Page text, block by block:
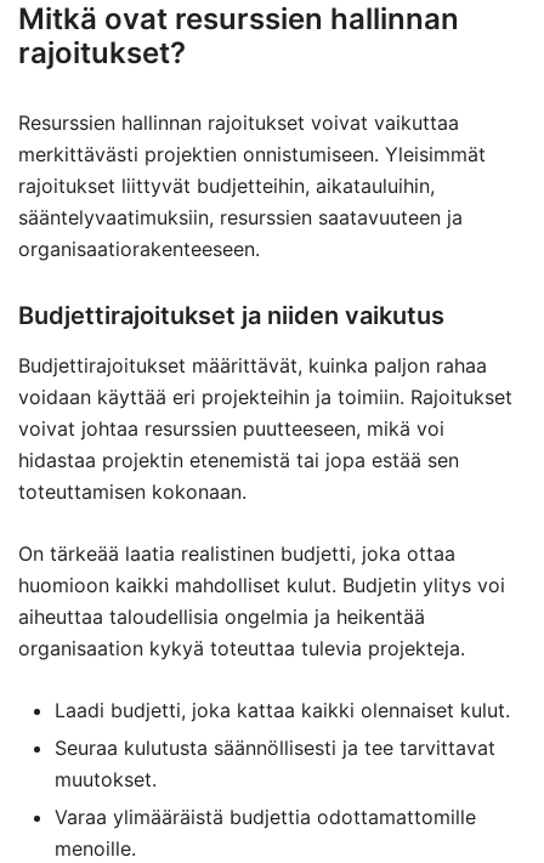
Mitkä ovat resurssien hallinnan
rajoitukset?
Resurssien hallinnan rajoitukset voivat vaikuttaa
merkittävästi projektien onnistumiseen. Yleisimmät
rajoitukset liittyvät budjetteihin, aikatauluihin,
sääntelyvaatimuksiin, resurssien saatavuuteen ja
organisaatiorakenteeseen.
Budjettirajoitukset ja niiden vaikutus
Budjettirajoitukset määrittävät, kuinka paljon rahaa
voidaan käyttää eri projekteihin ja toimiin. Rajoitukset
voivat johtaa resurssien puutteeseen, mikä voi
hidastaa projektin etenemistä tai jopa estää sen
toteuttamisen kokonaan.
On tärkeää laatia realistinen budjetti, joka ottaa
huomioon kaikki mahdolliset kulut. Budjetin ylitys voi
aiheuttaa taloudellisia ongelmia ja heikentää
organisaation kykyä toteuttaa tulevia projekteja.
Laadi budjetti, joka kattaa kaikki olennaiset kulut.
Seuraa kulutusta säännöllisesti ja tee tarvittavat
muutokset.
Varaa ylimääräistä budjettia odottamattomille
menoille.